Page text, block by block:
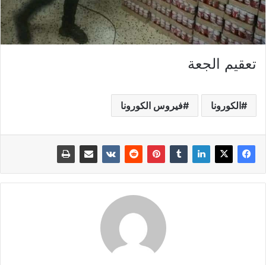
تعقيم الجعة
الكورونا فيروس الكورونا